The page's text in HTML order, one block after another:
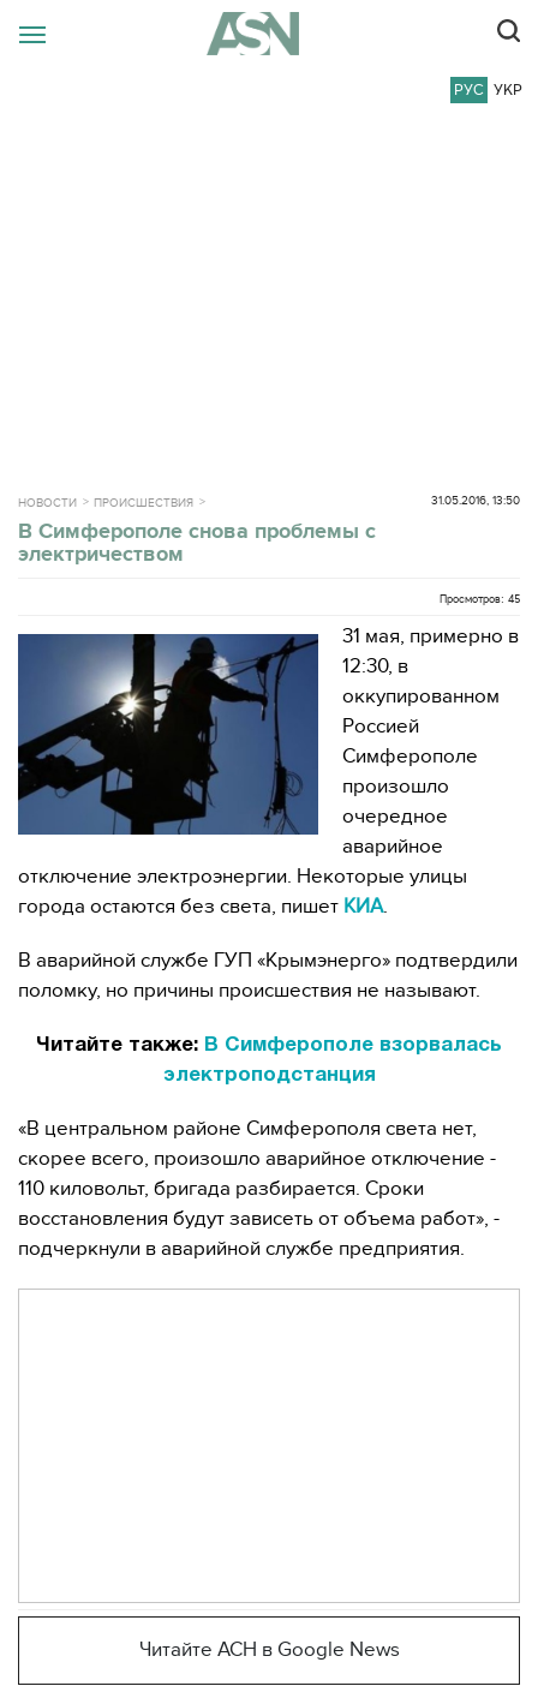
РУС УКР
НОВОСТИ ПРОИСШЕСТВИЯ 31.05.2016, 13:50
В Симферополе снова проблемы с
электричеством
Просмотров: 45
31 мая, примерно в
12:30, в
оккупированном
Россией
Симферополе
произошло
очередное
аварийное
отключение электроэнергии. Некоторые улицы
города остаются без света, пишет КИА.
В аварийной службе ГУП «Крымэнерго» подтвердили
поломку, но причины происшествия не называют.
Читайте также: В Симферополе взорвалась
электроподстанция
«В центральном районе Симферополя света нет,
скорее всего, произошло аварийное отключение -
110 киловольт, бригада разбирается. Сроки
восстановления будут зависеть от объема работ», -
подчеркнули в аварийной службе предприятия.
Читайте АСН в Google News